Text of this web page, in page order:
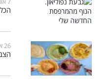
הכל 10: סיפורים מהחיים בלי מתכונים
26 אפריל, 2021